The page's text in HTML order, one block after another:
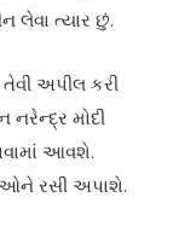
ત્યાર છું.
અપીલ કરી
નરેન્દ્ર મોદી
આવશે.
રસી અપાશે.